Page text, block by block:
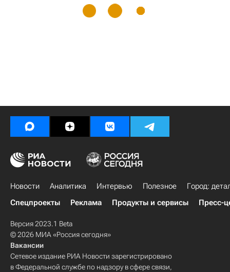
Новости Аналитика Интервью Полезное
Город:
Спецпроекты
Реклама Продукты и сервисы Пресс-
Версия 2023.1 Beta
© 2026 МИА «Россия сегодня»
Вакансии
Сетевое издание РИА Новости зарегистрировано
в Федеральной службе по надзору в сфере связи,